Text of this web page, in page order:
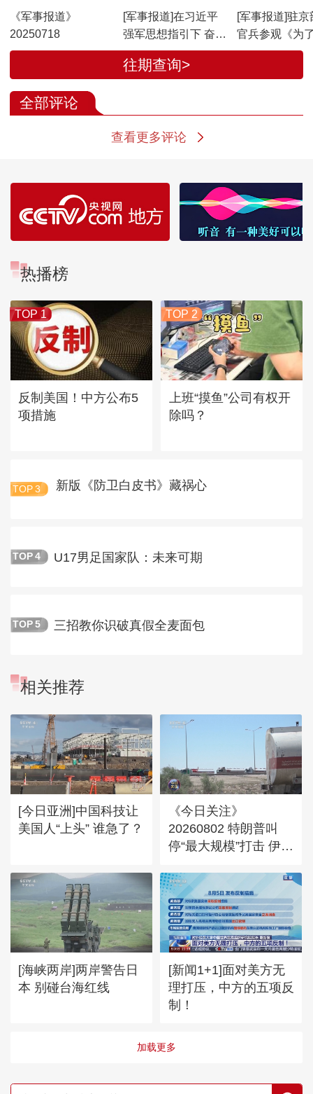
《军事报道》
20250718
[军事报道]在习近平
强军思想指引下 奋进
强军路 打好攻坚战
海军山东舰起降保障
[军事报道]驻京
官兵参观《为
解放与世界和
往期查询>
全部评论
查看更多评论
热播榜
TOP 1
反制美国！中方公布5
项措施
TOP 2
上班“摸鱼”公司有权开
除吗？
TOP 3 新版《防卫白皮书》藏祸心
TOP 4 U17男足国家队：未来可期
TOP 5 三招教你识破真假全麦面包
相关推荐
[今日亚洲]中国科技让
美国人“上头” 谁急了？
《今日关注》
20260802 特朗普叫
停“最大规模”打击 伊朗
[海峡两岸]两岸警告日
本 别碰台海红线
[新闻1+1]面对美方无
理打压，中方的五项反
制！
加载更多